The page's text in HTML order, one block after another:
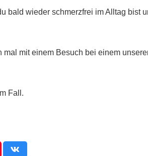
bald wieder schmerzfrei im Alltag bist
mit einem Besuch bei einem
Fall.